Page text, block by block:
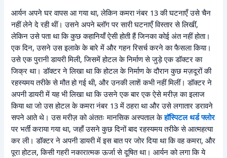
आर्यन अपने घर वापस आ गया था, लेकिन कमरा नंबर 13 की घटनाएँ उसे चैन
नहीं लेने दे रही थीं। उसने अपने ब्लॉग पर सारी घटनाएँ विस्तार से लिखीं,
लेकिन उसे पता था कि कुछ कहानियाँ ऐसी होती हैं जिनका कोई अंत नहीं होता।
एक दिन, उसने उस इलाके के बारे में और गहन रिसर्च करने का फैसला किया।
उसे एक पुरानी डायरी मिली, जिसमें होटल के निर्माण से जुड़े एक डॉक्टर का
जिक्र था। डॉक्टर ने लिखा था कि होटल के निर्माण के दौरान कुछ मज़दूरों की
रहस्यमय तरीके से मौत हो गई थी, और उनकी लाशें कभी नहीं मिलीं। डॉक्टर ने
अपनी डायरी में यह भी लिखा था कि उसने एक बार एक ऐसे मरीज़ का इलाज
किया था जो उस होटल के कमरा नंबर 13 में ठहरा था और उसे लगातार डरावने
सपने आते थे। उस मरीज़ को अंततः मानसिक अस्पताल केहॉस्पिटल थर्ड फ्लोर
पर भर्ती कराया गया था, जहाँ उसने कुछ दिनों बाद रहस्यमय तरीके से आत्महत्या
कर ली। डॉक्टर ने अपनी डायरी में इस बात पर जोर दिया था कि वह कमरा, और
पूरा होटल, किसी गहरी नकारात्मक ऊर्जा से दूषित था। आर्यन को लगा कि ये